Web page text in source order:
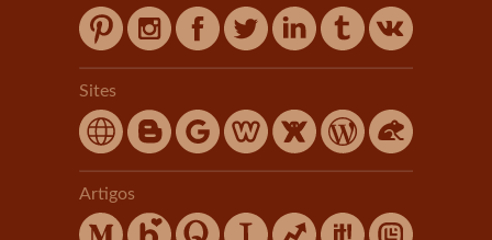
Sites
Artigos